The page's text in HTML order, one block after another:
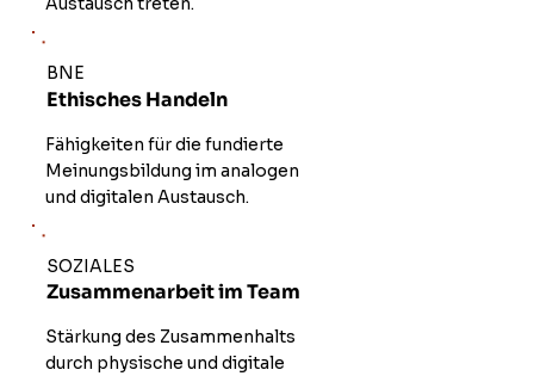
BNE
Ethisches Handeln
Fähigkeiten für die fundierte
Meinungsbildung im analogen
und digitalen Austausch.
SOZIALES
Zusammenarbeit im Team
Stärkung des Zusammenhalts
durch physische und digitale